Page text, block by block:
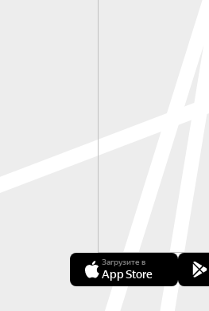
Загрузите в
App Store